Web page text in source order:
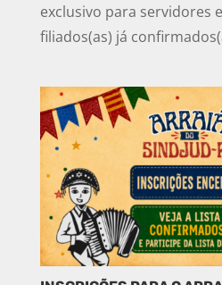
exclusivo para servidores
filiados(as) já